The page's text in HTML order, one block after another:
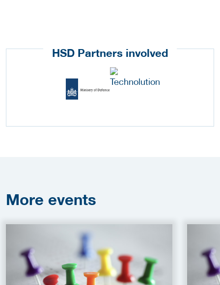
HSD Partners involved
More events